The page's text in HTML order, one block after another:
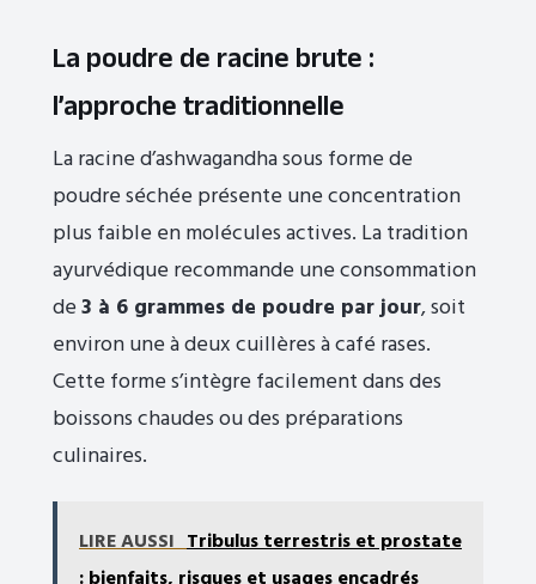
La poudre de racine brute :
l’approche traditionnelle
La racine d’ashwagandha sous forme de
poudre séchée présente une concentration
plus faible en molécules actives. La tradition
ayurvédique recommande une consommation
de3 à 6 grammes de poudre par jour, soit
environ une à deux cuillères à café rases.
Cette forme s’intègre facilement dans des
boissons chaudes ou des préparations
culinaires.
LIRE AUSSI Tribulus terrestris et prostate